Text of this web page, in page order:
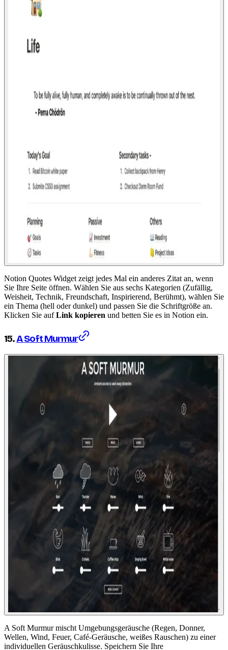
Notion Quotes Widget zeigt jedes Mal ein anderes Zitat an, wenn
Sie Ihre Seite öffnen. Wählen Sie aus sechs Kategorien (Zufällig,
Weisheit, Technik, Freundschaft, Inspirierend, Berühmt), wählen Sie
ein Thema (hell oder dunkel) und passen Sie die Schriftgröße an.
Klicken Sie aufLink kopieren und betten Sie es in Notion ein.
15.A Soft Murmur
A Soft Murmur mischt Umgebungsgeräusche (Regen, Donner,
Wellen, Wind, Feuer, Café-Geräusche, weißes Rauschen) zu einer
individuellen Geräuschkulisse. Speichern Sie Ihre